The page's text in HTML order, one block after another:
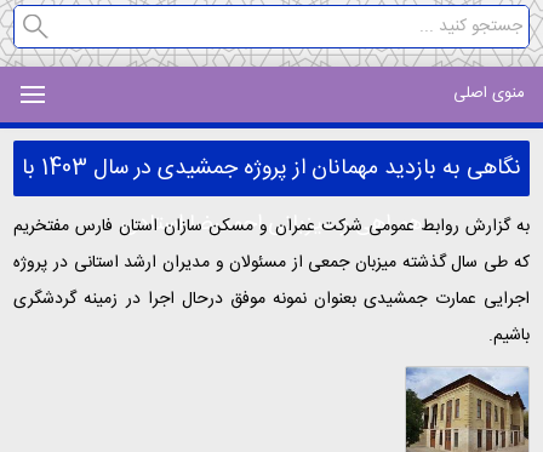
منوی اصلی
نگاهی به بازدید مهمانان از پروژه جمشیدی در سال 1403 با
همراهی و میزبانی احمدرضا استادی
به گزارش روابط عمومی شرکت عمران و مسکن سازان استان فارس مفتخریم
که طی سال گذشته میزبان جمعی از مسئولان و مدیران ارشد استانی در پروژه
اجرایی عمارت جمشیدی بعنوان نمونه موفق درحال اجرا در زمینه گردشگری
باشیم.